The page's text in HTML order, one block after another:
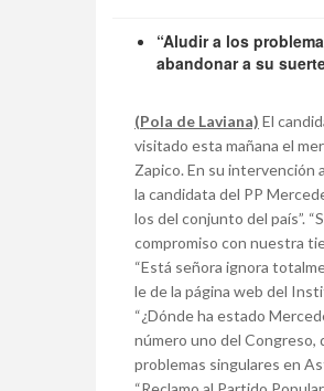
“Aludir a los
abandonar a su
(Pola de Laviana) El
visitado esta mañana el
Zapico. En su intervención
la candidata del PP
los del conjunto del país”.
compromiso con nuestra
“Está señora ignora
le de la página web del
“¿Dónde ha estado
número uno del Congreso,
problemas singulares en